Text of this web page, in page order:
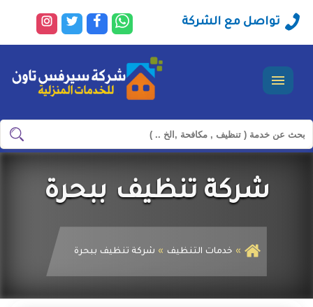
تواصل مع الشركة
راسلنا تابعنا تابعنا
القائمة
ابحث
في
سيرفسشركة تنظيف ببحرة
خدمات التنظيف شركة تنظيف ببحرة